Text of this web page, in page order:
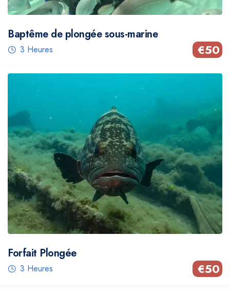
Baptême de plongée sous-marine
3 Heures €50
Forfait Plongée
3 Heures €50